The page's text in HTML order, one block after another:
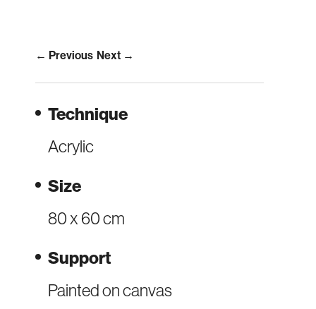
Technique
Acrylic
Size
80 x 60 cm
Support
Painted on canvas
← Previous Next →